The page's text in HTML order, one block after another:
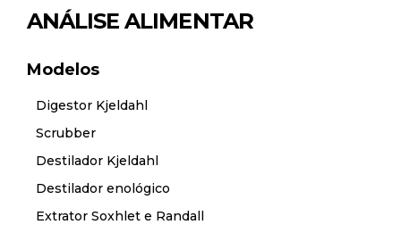
ANÁLISE ALIMENTAR
Modelos
Digestor Kjeldahl
Scrubber
Destilador Kjeldahl
Destilador enológico
Extrator Soxhlet e Randall